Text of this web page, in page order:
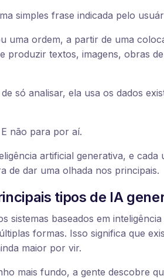
simples frase indicada pelo
uma ordem, a partir de uma
produzir textos, imagens, obras
só analisar, ela usa os dados
não para por aí.
artificial generativa, e
de dar uma olhada nos principais.
tipos de IA
sistemas baseados em
formas. Isso significa que
maior por vir.
mais fundo, a gente descobre